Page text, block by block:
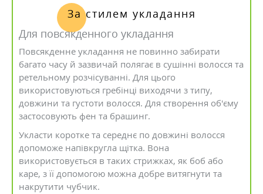
За стилем укладання
Для повсякденного укладання
Повсякденне укладання не повинно забирати
багато часу й зазвичай полягає в сушінні волосся та
ретельному розчісуванні. Для цього
використовуються гребінці виходячи з типу,
довжини та густоти волосся. Для створення об'єму
застосовують фен та брашинг.
Укласти коротке та середнє по довжині волосся
допоможе напівкругла щітка. Вона
використовується в таких стрижках, як боб або
каре, з її допомогою можна добре витягнути та
накрутити чубчик.